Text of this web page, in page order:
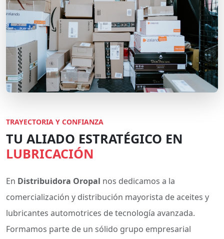
TRAYECTORIA Y CONFIANZA
TU ALIADO ESTRATÉGICO EN
LUBRICACIÓN
En Distribuidora Oropal nos dedicamos a la
comercialización y distribución mayorista de aceites y
lubricantes automotrices de tecnología avanzada.
Formamos parte de un sólido grupo empresarial